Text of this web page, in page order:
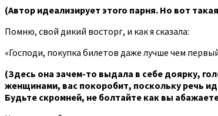
(Автор идеализирует этого парня. Но вот
Помню, свой дикий восторг, и как я сказала:
«Господи, покупка билетов даже лучше чем
(Здесь она зачем-то выдала в себе доярку,
женщинами, вас покоробит, поскольку речь
Будьте скромней, не болтайте как вы